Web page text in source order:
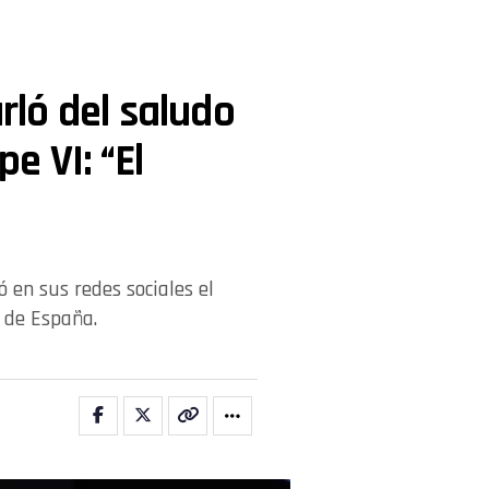
del saludo
VI: “El
sus redes sociales el
España.